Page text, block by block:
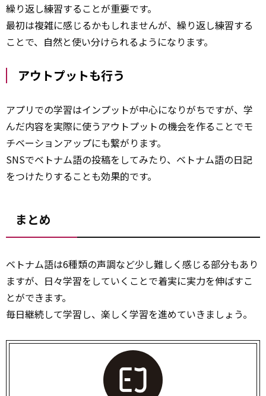
繰り返し練習することが重要です。
最初は複雑に感じるかもしれませんが、繰り返し練習する
ことで、自然と使い分けられるようになります。
アウトプットも行う
アプリでの学習はインプットが中心になりがちですが、学
んだ内容を実際に使うアウトプットの機会を作ることでモ
チベーションアップにも繋がります。
SNSでベトナム語の投稿をしてみたり、ベトナム語の日記
をつけたりすることも効果的です。
まとめ
ベトナム語は6種類の声調など少し難しく感じる部分もあり
ますが、日々学習をしていくことで着実に実力を伸ばすこ
とができます。
毎日継続して学習し、楽しく学習を進めていきましょう。